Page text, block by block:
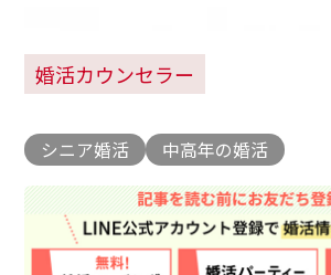
婚活カウンセラー
シニア婚活 中高年の婚活